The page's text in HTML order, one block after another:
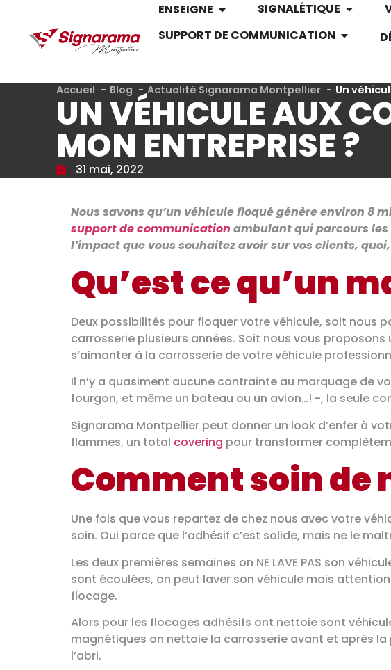
ENSEIGNE SIGNALÉTIQUE
SUPPORT DE COMMUNICATION
Accueil Blog Actualité Signarama Montpellier Un
UN VÉHICULE AUX
MON ENTREPRISE ?
31 mai, 2022
Nous savons qu’un véhicule floqué génère environ 8
support de communication ambulant qui parcours les
l’impact que vous souhaitez avoir sur vos clients,
Qu’est ce qu’un
Deux possibilités pour floquer votre véhicule, soit nous
carrosserie plusieurs années. Soit nous vous
s’aimanter à la carrosserie de votre véhicule
Il n’y a quasiment aucune contrainte au marquage de
fourgon, et même un bateau ou un avion…! -, la seule
Signarama Montpellier peut donner un look d’enfer à
flammes, un total covering pour transformer
Comment soin de
Une fois que vous repartez de chez nous avec votre
soin. Oui parce que l’adhésif c’est solide, mais ne le
Les deux premières semaines on NE LAVE PAS son
sont écoulées, on peut laver son véhicule mais
flocage.
Alors pour les flocages adhésifs ont nettoie sont
magnétiques on nettoie la carrosserie avant et après
l’abri.